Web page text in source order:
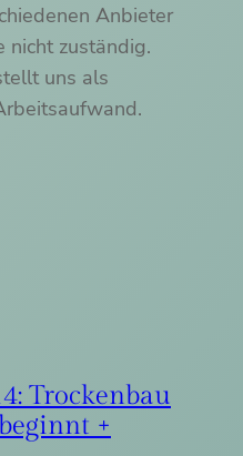
Anbieter
nicht zuständig.
uns als
Trockenbau
+